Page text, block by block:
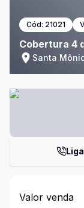
Cód: 21021
Cobertura 4
Santa
Valor venda